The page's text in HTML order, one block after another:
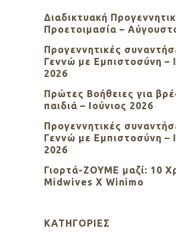
Διαδικτυακή
Προετοιμασία –
Προγεννητικές
Γεννώ με Εμπιστοσύνη –
2026
Πρώτες Βοήθειες για
παιδιά – Ιούνιος 2026
Προγεννητικές
Γεννώ με Εμπιστοσύνη –
2026
Γιορτά-ΖΟΥΜΕ μαζί: 10
Midwives X Winimo
KΑΤΗΓΟΡΊΕΣ